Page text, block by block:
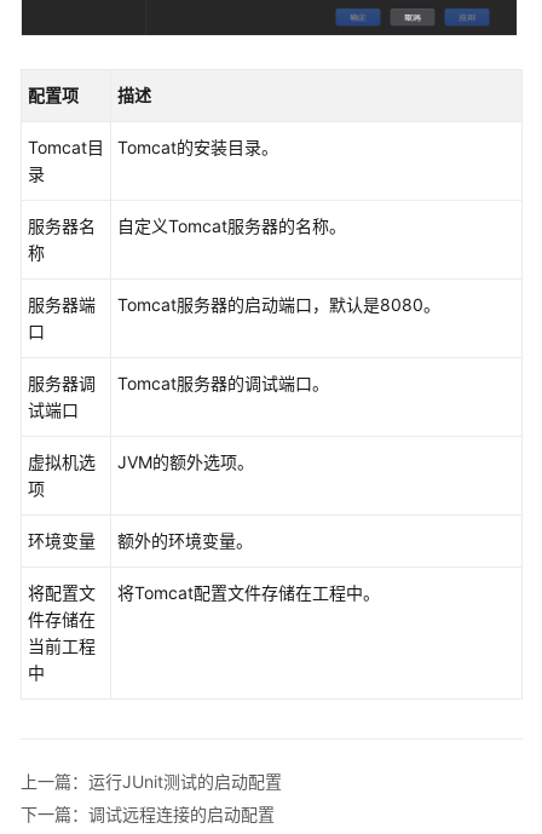
IDE
户
配
IDE
权
限
登
IDE
客
户
端
活
License
配置项 描述
Tomcat目
录
Tomcat的安装目录。
服务器名
称
自定义Tomcat服务器的名称。
服务器端
口
Tomcat服务器的启动端口，默认是8080。
服务器调
试端口
Tomcat服务器的调试端口。
虚拟机选
项
JVM的额外选项。
环境变量 额外的环境变量。
将配置文
件存储在
当前工程
中
将Tomcat配置文件存储在工程中。
上一篇：运行JUnit测试的启动配置
下一篇：调试远程连接的启动配置